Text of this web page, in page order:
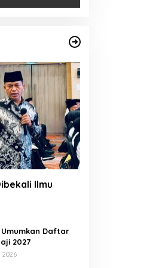
Ilmu
Umumkan Daftar
2027
2026